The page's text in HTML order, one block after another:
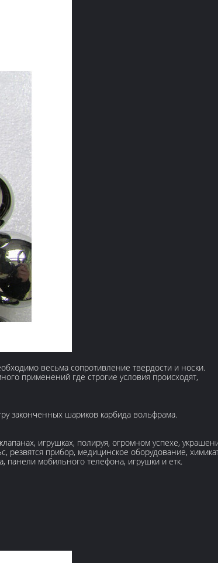
весьма сопротивление твердости и носки.
применений где строгие условия происходят,
законченных шариков карбида вольфрама.
игрушках, полируя, огромном успехе,
прибор, медицинское оборудование,
мобильного телефона, игрушки и етк.